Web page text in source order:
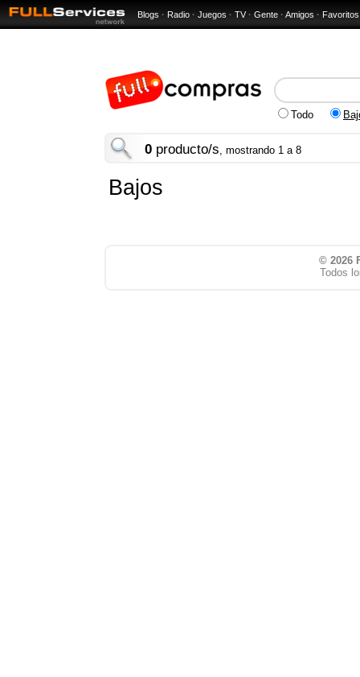
Blogs · Radio · Juegos · TV · Gente · Amigos · Favoritos
Todo
0 producto/s, mostrando 1 a 8
Bajos
© 2026
Todos